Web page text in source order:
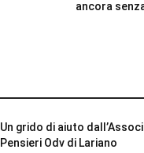
ancora
Un grido di aiuto
Pensieri Odv di Lariano